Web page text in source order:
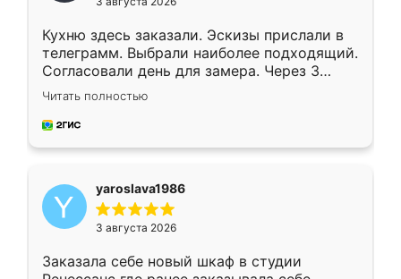
Кухню здесь заказали. Эскизы прислали в
телеграмм. Выбрали наиболее подходящий.
Согласовали день для замера. Через 3
недели кухня была уже готова. Остались
довольны работой. Спасибо Ренессанс
мебель за качественную работу!
Читать полностью
yaroslava1986
3 августа 2026
Заказала себе новый шкаф в студии